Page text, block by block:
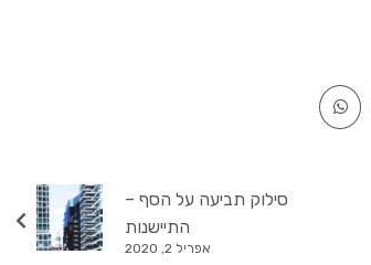
סילוק תביעה על הסף –
התיישנות
אפריל 2, 2020